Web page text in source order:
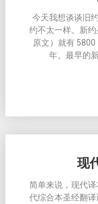
今天我想谈谈旧
约不太一样。新
原文）就有
年。最早的
现
简单来说，现代
代综合本圣经翻